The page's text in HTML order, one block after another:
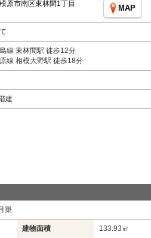
原市南区東林間1丁目
MAP
線 東林間駅 徒歩12分
線 相模大野駅 徒歩18分
建
築
建物面積 133.93㎡